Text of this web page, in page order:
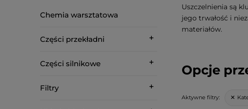
Chemia warsztatowa
Części przekładni
Części silnikowe
Filtry
Opcje
Aktywne filtry:
Uszczelnienia są
jego trwałość i
materiałów.